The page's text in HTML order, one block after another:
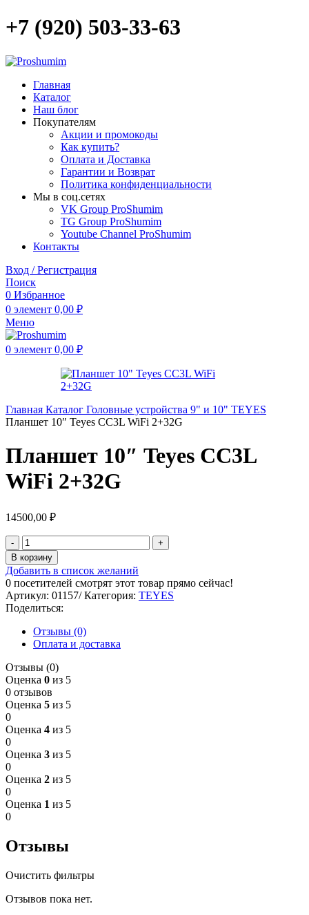
+7 (920) 503-33-63
Главная
Каталог
Наш блог
Покупателям
Акции и промокоды
Как купить?
Оплата и Доставка
Гарантии и Возврат
Политика конфиденциальности
Мы в соц.сетях
VK Group ProShumim
TG Group ProShumim
Youtube Channel ProShumim
Контакты
Вход / Регистрация
Поиск
0 Избранное
0 элемент 0,00 ₽
Меню
0 элемент 0,00 ₽
Главная Каталог Головные устройства 9" и 10" TEYES
Планшет 10″ Teyes CC3L WiFi 2+32G
Планшет 10″ Teyes CC3L
WiFi 2+32G
14500,00 ₽
В корзину
Добавить в список желаний
0 посетителей смотрят этот товар прямо сейчас!
Артикул: 01157/Категория: TEYES
Поделиться:
Отзывы (0)
Оплата и доставка
Отзывы (0)
Оценка 0 из 5
0 отзывов
Оценка 5 из 5
0
Оценка 4 из 5
0
Оценка 3 из 5
0
Оценка 2 из 5
0
Оценка 1 из 5
0
Отзывы
Очистить фильтры
Отзывов пока нет.